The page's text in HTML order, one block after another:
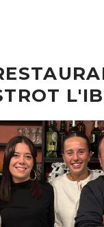
L'IB